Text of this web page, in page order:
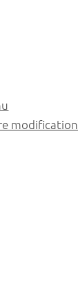
modification